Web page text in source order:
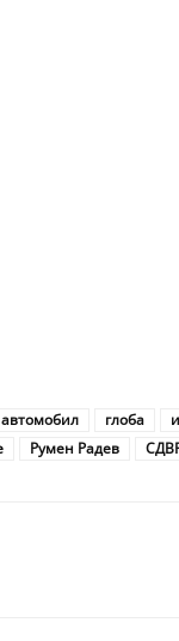
автомобил глоба
Румен Радев